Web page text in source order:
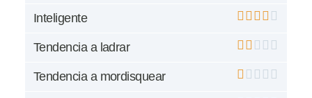
Inteligente
Tendencia a ladrar
Tendencia a mordisquear